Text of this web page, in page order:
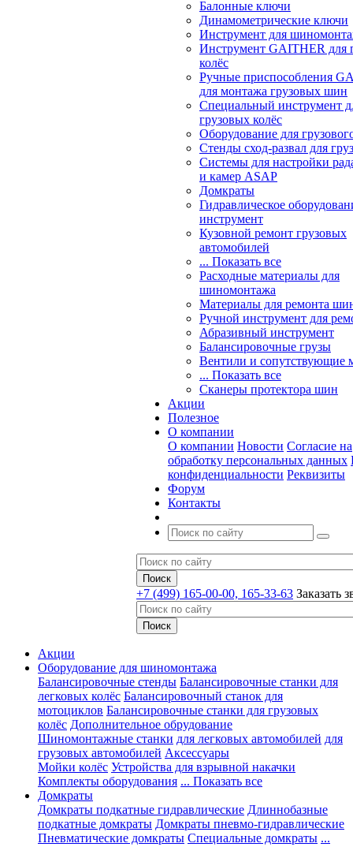
Балонные ключи
Динамометрические ключи
Инструмент для
Инструмент GAITHER для
колёс
Ручные приспособления
для монтажа грузовых шин
Специальный инструмент
грузовых колёс
Оборудование для
Стенды сход-развал для
Системы для настройки
и камер ASAP
Домкраты
Гидравлическое
инструмент
Кузовной ремонт грузовых
автомобилей
... Показать все
Расходные материалы для
шиномонтажа
Материалы для ремонта
Ручной инструмент для
Абразивный инструмент
Балансировочные грузы
Вентили и сопутствующие
... Показать все
Сканеры протектора шин
Акции
Полезное
О компании
О компании Новости Согласие на
обработку персональных данных
конфиденциальности Реквизиты
Форум
Контакты
+7 (499) 165-00-00, 165-33-63 Заказать
Акции
Оборудование для шиномонтажа
Балансировочные стенды Балансировочные станки для
легковых колёс Балансировочный станок для
мотоциклов Балансировочные станки для грузовых
колёс Дополнительное обрудование
Шиномонтажные станки для легковых автомобилей для
грузовых автомобилей Аксессуары
Мойки колёс Устройства для взрывной накачки
Комплекты оборудования ... Показать все
Домкраты
Домкраты подкатные гидравлические Длиннобазные
подкатные домкраты Домкраты пневмо-гидравлические
Пневматические домкраты Специальные домкраты ...